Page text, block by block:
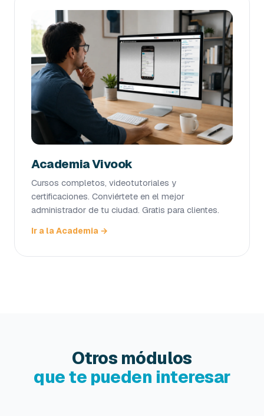
Academia Vivook
Cursos completos, videotutoriales y
certificaciones. Conviértete en el mejor
administrador de tu ciudad. Gratis para clientes.
Ir a la Academia →
Otros módulos
que te pueden interesar